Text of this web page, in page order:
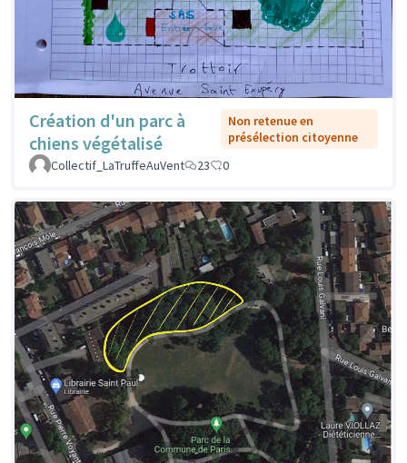
Création d'un parc à
chiens végétalisé
Non retenue en
présélection citoyenne
Collectif_LaTruffeAuVent
23 0